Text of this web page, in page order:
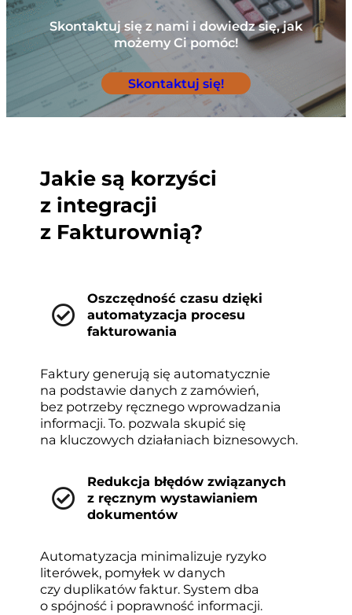
Skontaktuj się z nami i dowiedz się, jak
możemy Ci pomóc!
Skontaktuj się!
Jakie są korzyści
z integracji
z Fakturownią?
Oszczędność czasu dzięki
automatyzacja procesu
fakturowania
Faktury generują się automatycznie
na podstawie danych z zamówień,
bez potrzeby ręcznego wprowadzania
informacji. To. pozwala skupić się
na kluczowych działaniach biznesowych.
Redukcja błędów związanych
z ręcznym wystawianiem
dokumentów
Automatyzacja minimalizuje ryzyko
literówek, pomyłek w danych
czy duplikatów faktur. System dba
o spójność i poprawność informacji.